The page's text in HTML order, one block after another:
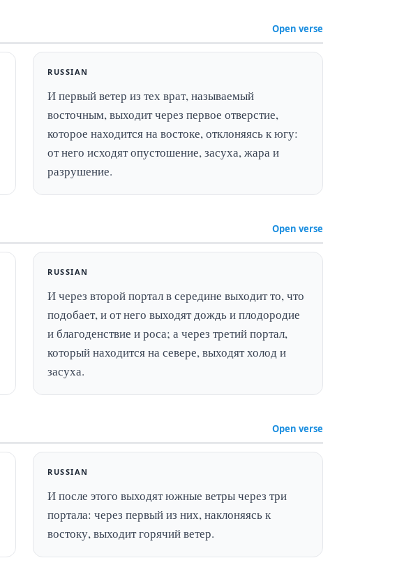
Open verse
RUSSIAN
И первый ветер из тех врат, называемый
восточным, выходит через первое отверстие,
которое находится на востоке, отклоняясь к югу:
от него исходят опустошение, засуха, жара и
разрушение.
Open verse
RUSSIAN
И через второй портал в середине выходит то, что
подобает, и от него выходят дождь и плодородие
и благоденствие и роса; а через третий портал,
который находится на севере, выходят холод и
засуха.
Open verse
RUSSIAN
И после этого выходят южные ветры через три
портала: через первый из них, наклоняясь к
востоку, выходит горячий ветер.